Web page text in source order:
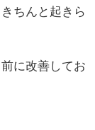
ちんと起きら
に改善してお